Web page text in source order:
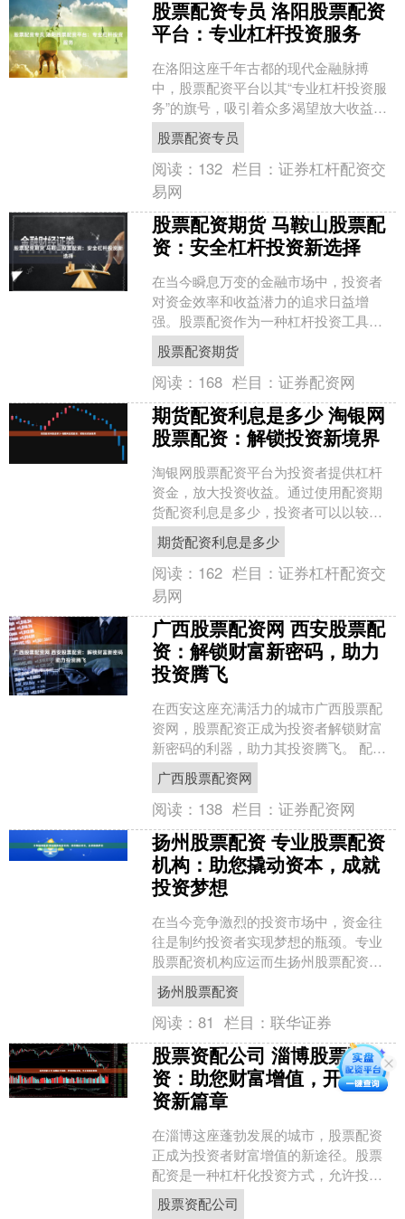
股票配资专员 洛阳股票配资
平台：专业杠杆投资服务
在洛阳这座千年古都的现代金融脉搏
中，股票配资平台以其“专业杠杆投资服
务”的旗号，吸引着众多渴望放大收益的
投资者。这些平台承诺提供资金杠杆，
让投资者以少量自有资金....
股票配资专员
阅读： 132 栏目：证券杠杆配资交
易网
股票配资期货 马鞍山股票配
资：安全杠杆投资新选择
在当今瞬息万变的金融市场中，投资者
对资金效率和收益潜力的追求日益增
强。股票配资作为一种杠杆投资工具，
正逐渐进入更多投资者的视野。马鞍山
地区的股票配资服务，以其规....
股票配资期货
阅读： 168 栏目：证券配资网
期货配资利息是多少 淘银网
股票配资：解锁投资新境界
淘银网股票配资平台为投资者提供杠杆
资金，放大投资收益。通过使用配资期
货配资利息是多少，投资者可以以较小
的本金撬动更大的资金，从而提高投资
回报率。 使用正规期货配....
期货配资利息是多少
阅读： 162 栏目：证券杠杆配资交
易网
广西股票配资网 西安股票配
资：解锁财富新密码，助力
投资腾飞
在西安这座充满活力的城市广西股票配
资网，股票配资正成为投资者解锁财富
新密码的利器，助力其投资腾飞。 配债
通常附带可转股条款，允许投资者在特
定条件下将配债转换为股....
广西股票配资网
阅读： 138 栏目：证券配资网
扬州股票配资 专业股票配资
机构：助您撬动资本，成就
投资梦想
在当今竞争激烈的投资市场中，资金往
往是制约投资者实现梦想的瓶颈。专业
股票配资机构应运而生扬州股票配资，
为投资者提供杠杆资金，帮助他们撬动
资本，放大投资收益。 配....
扬州股票配资
阅读：81 栏目：联华证券
股票资配公司 淄博股票配
资：助您财富增值，开启投
资新篇章
在淄博这座蓬勃发展的城市，股票配资
正成为投资者财富增值的新途径。股票
配资是一种杠杆化投资方式，允许投资
者以较小的本金撬动更大的资金股票资
配公司，从而放大投资收益....
股票资配公司